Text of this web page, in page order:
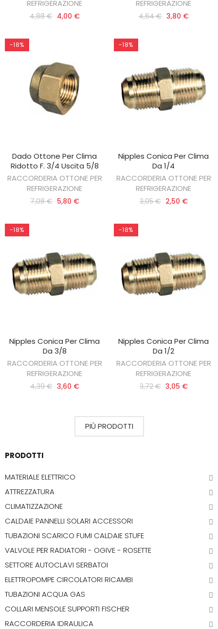
REFRIGERAZIONE
4,88 € 4,00 €
REFRIGERAZIONE
4,64 € 3,80 €
-18%
AGGIUNGI AL CARRELLO
Dado Ottone Per Clima
Ridotto F. 3/4 Uscita 5/8
RACCORDERIA OTTONE PER
REFRIGERAZIONE
7,08 € 5,80 €
-18%
AGGIUNGI AL CARRELLO
Nipples Conica Per Clima
Da 1/4
RACCORDERIA OTTONE PER
REFRIGERAZIONE
3,05 € 2,50 €
-18%
AGGIUNGI AL CARRELLO
Nipples Conica Per Clima
Da 3/8
RACCORDERIA OTTONE PER
REFRIGERAZIONE
4,39 € 3,60 €
-18%
AGGIUNGI AL CARRELLO
Nipples Conica Per Clima
Da 1/2
RACCORDERIA OTTONE PER
REFRIGERAZIONE
3,72 € 3,05 €
PIÙ PRODOTTI
PRODOTTI
MATERIALE ELETTRICO
ATTREZZATURA
CLIMATIZZAZIONE
CALDAIE PANNELLI SOLARI ACCESSORI
TUBAZIONI SCARICO FUMI CALDAIE STUFE
VALVOLE PER RADIATORI - OGIVE - ROSETTE
SETTORE AUTOCLAVI SERBATOI
ELETTROPOMPE CIRCOLATORI RICAMBI
TUBAZIONI ACQUA GAS
COLLARI MENSOLE SUPPORTI FISCHER
RACCORDERIA IDRAULICA